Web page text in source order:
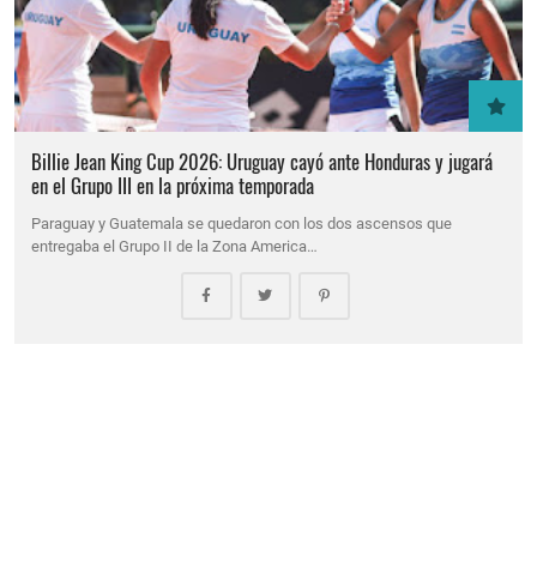
Billie Jean King Cup 2026: Uruguay cayó ante Honduras y jugará
en el Grupo III en la próxima temporada
Paraguay y Guatemala se quedaron con los dos ascensos que
entregaba el Grupo II de la Zona America…